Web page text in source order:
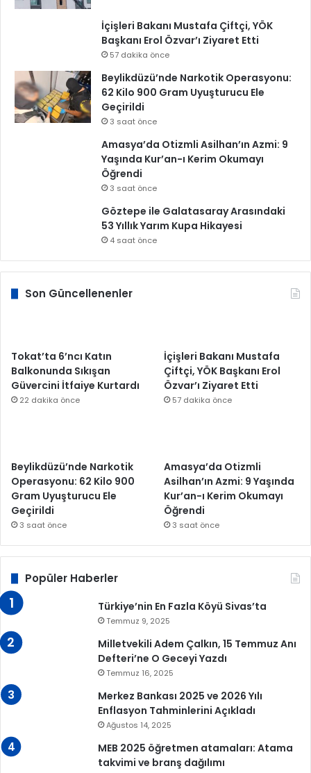
İçişleri Bakanı Mustafa Çiftçi, YÖK
Başkanı Erol Özvar’ı Ziyaret Etti
57 dakika önce
Beylikdüzü’nde Narkotik Operasyonu:
62 Kilo 900 Gram Uyuşturucu Ele
Geçirildi
3 saat önce
Amasya’da Otizmli Asilhan’ın Azmi: 9
Yaşında Kur’an-ı Kerim Okumayı
Öğrendi
3 saat önce
Göztepe ile Galatasaray Arasındaki
53 Yıllık Yarım Kupa Hikayesi
4 saat önce
Son Güncellenenler
Tokat’ta 6’ncı Katın
Balkonunda Sıkışan
Güvercini İtfaiye Kurtardı
22 dakika önce
İçişleri Bakanı Mustafa
Çiftçi, YÖK Başkanı Erol
Özvar’ı Ziyaret Etti
57 dakika önce
Beylikdüzü’nde Narkotik
Operasyonu: 62 Kilo 900
Gram Uyuşturucu Ele
Geçirildi
3 saat önce
Amasya’da Otizmli
Asilhan’ın Azmi: 9 Yaşında
Kur’an-ı Kerim Okumayı
Öğrendi
3 saat önce
Popüler Haberler
Türkiye’nin En Fazla Köyü Sivas’ta
Temmuz 9, 2025
Milletvekili Adem Çalkın, 15 Temmuz Anı
Defteri’ne O Geceyi Yazdı
Temmuz 16, 2025
Merkez Bankası 2025 ve 2026 Yılı
Enflasyon Tahminlerini Açıkladı
Ağustos 14, 2025
MEB 2025 öğretmen atamaları: Atama
takvimi ve branş dağılımı